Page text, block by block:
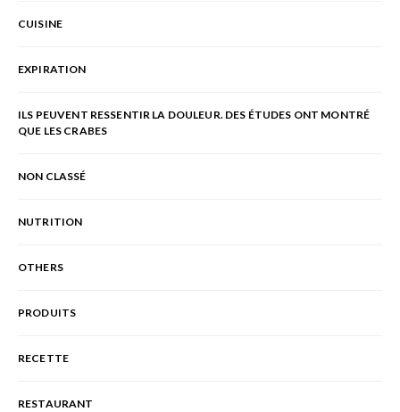
CUISINE
EXPIRATION
ILS PEUVENT RESSENTIR LA DOULEUR. DES ÉTUDES ONT MONTRÉ
QUE LES CRABES
NON CLASSÉ
NUTRITION
OTHERS
PRODUITS
RECETTE
RESTAURANT